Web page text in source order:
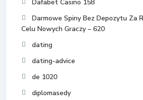
Dafabet Casino 158
Darmowe Spiny Bez Depozytu Za
Celu Nowych Graczy – 620
dating
dating-advice
de 1020
diplomasedy